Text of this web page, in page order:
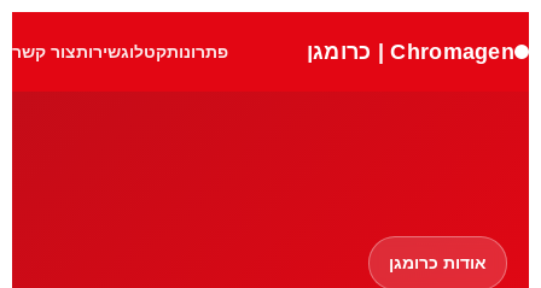
Chromagen | כרומגן פתרונותקטלוגשירותצור קשר
אודות כרומגן